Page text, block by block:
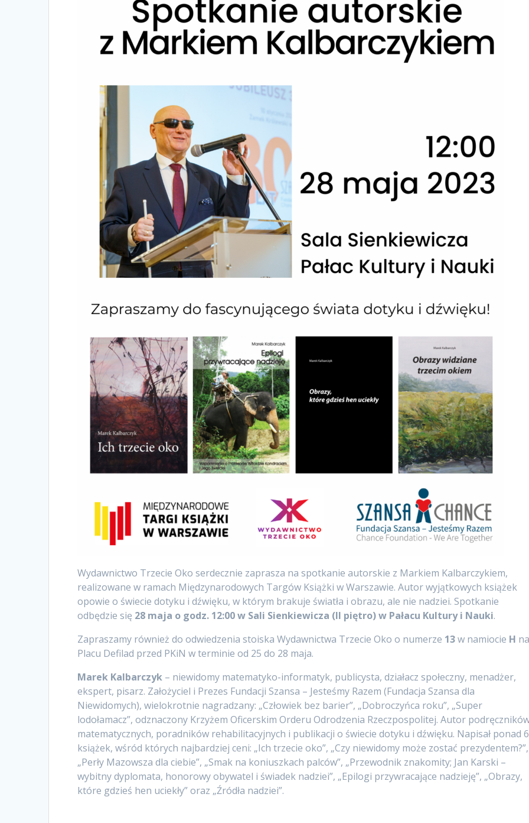
Wydawnictwo Trzecie Oko serdecznie zaprasza na spotkanie autorskie z Markiem Kalbarczykiem,
realizowane w ramach Międzynarodowych Targów Książki w Warszawie. Autor wyjątkowych książek
opowie o świecie dotyku i dźwięku, w którym brakuje światła i obrazu, ale nie nadziei. Spotkanie
odbędzie się 28 maja o godz. 12:00 w Sali Sienkiewicza (II piętro) w Pałacu Kultury i Nauki.
Zapraszamy również do odwiedzenia stoiska Wydawnictwa Trzecie Oko o numerze 13w namiocie H
Placu Defilad przed PKiN w terminie od 25 do 28 maja.
Marek Kalbarczyk – niewidomy matematyko-informatyk, publicysta, działacz społeczny, menadżer,
ekspert, pisarz. Założyciel i Prezes Fundacji Szansa – Jesteśmy Razem (Fundacja Szansa dla
Niewidomych), wielokrotnie nagradzany: „Człowiek bez barier”, „Dobroczyńca roku”, „Super
lodołamacz”, odznaczony Krzyżem Oficerskim Orderu Odrodzenia Rzeczpospolitej. Autor
matematycznych, poradników rehabilitacyjnych i publikacji o świecie dotyku i dźwięku. Napisał ponad
książek, wśród których najbardziej ceni: „Ich trzecie oko”, „Czy niewidomy może zostać prezydentem?”,
„Perły Mazowsza dla ciebie”, „Smak na koniuszkach palców”, „Przewodnik znakomity; Jan Karski –
wybitny dyplomata, honorowy obywatel i świadek nadziei”, „Epilogi przywracające nadzieję”, „Obrazy,
które gdzieś hen uciekły” oraz „Źródła nadziei”.